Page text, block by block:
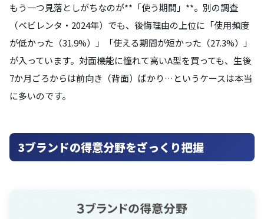
もう一つ見落としがちなのが**「使う期間」**。別の調査
（ベビレンタ・2024年）でも、後悔理由の上位に「使用頻度
が低かった（31.9%）」「使える期間が短かった（27.3%）」
が入っています。対面機能に憧れて高いA型を買っても、生後
7か月ごろからは前向き（背面）ばかり…というケースは本当
に多いのです。
3ブランドの得意分野をざっくり把握